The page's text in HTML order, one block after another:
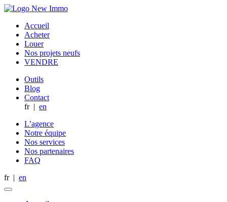
Accueil
Acheter
Louer
Nos projets neufs
VENDRE
Outils
Blog
Contact
fr | en
L’agence
Notre équipe
Nos services
Nos partenaires
FAQ
fr | en